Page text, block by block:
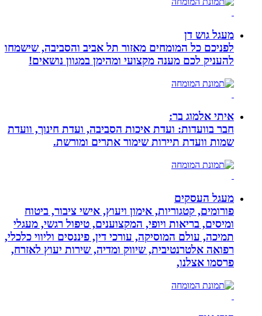
מעגל גוש דן
לפניכם כל המומחים מאזור תל אביב והסביבה, שישמחו
להעניק לכם מענה מקצועי ומהימן במגוון נושאים!
איתי אלמוג בר:
חבר בוועדות: ועדת איכות הסביבה, ועדת חינוך, וועדת
שמות וועדת תיירות שימור אתרים ומורשת.
מעגל העסקים
פורומים, קטגוריות, אימון ויעוץ, אישי ציבור, ביטוח
ומיסים, בריאות ויופי, המקצוענים, טיפול רגשי, מעגלי
תמיכה, עולם המוסיקה, עורכי דין, פיננסים וליווי כלכלי,
רפואה אלטרנטיבית, שיווק ומדיה, שירות יעוץ לאזרח,
פרסמו אצלנו,